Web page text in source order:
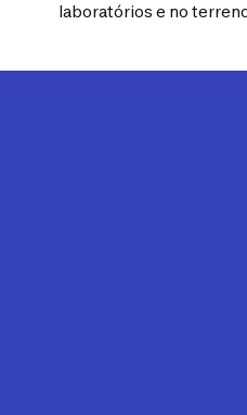
laboratórios e no
confortável.